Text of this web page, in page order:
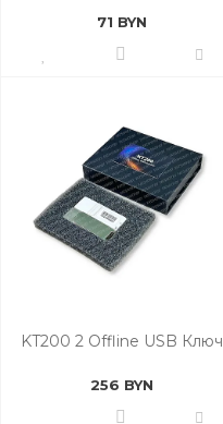
71 BYN
KT200 2 Offline USB Ключ
256 BYN